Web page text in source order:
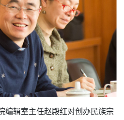
辑室主任赵殿红对创办民族宗